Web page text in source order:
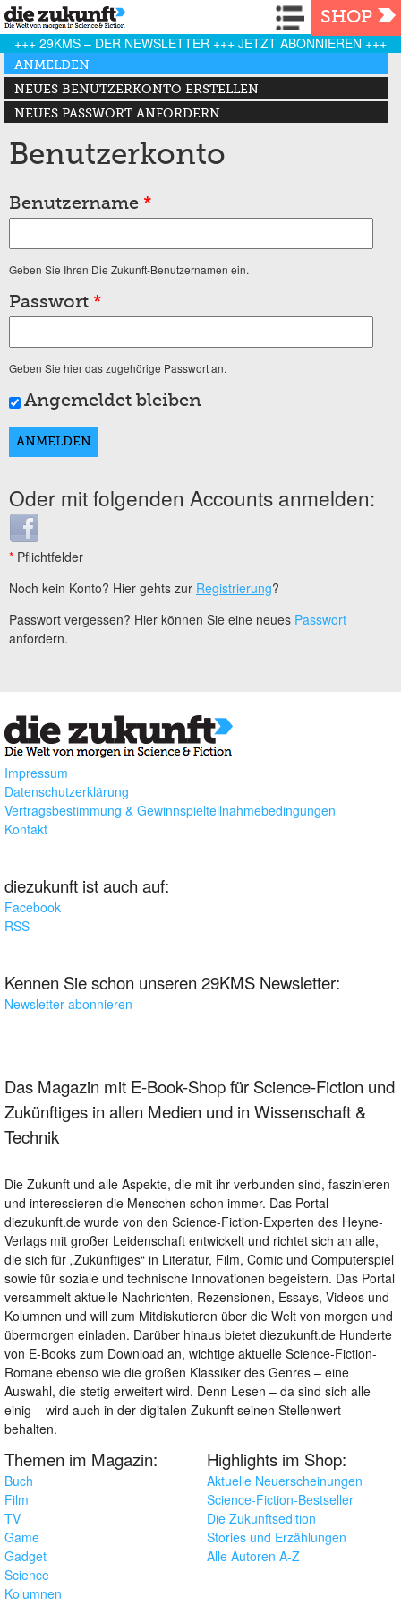
Navigation
SHOP
+++ 29KMS – DER NEWSLETTER +++ JETZT ABONNIEREN +++
Haupt-Reiter
ANMELDEN
(AKTIVER REITER)
NEUES BENUTZERKONTO ERSTELLEN
NEUES PASSWORT ANFORDERN
Benutzerkonto
Benutzername *
Geben Sie Ihren Die Zukunft-Benutzernamen ein.
Passwort *
Geben Sie hier das zugehörige Passwort an.
Angemeldet bleiben
Oder mit folgenden Accounts anmelden:
Login with Facebook
* Pflichtfelder
Noch kein Konto? Hier gehts zur Registrierung?
Passwort vergessen? Hier können Sie eine neues Passwort
anfordern.
Impressum
Datenschutzerklärung
Vertragsbestimmung & Gewinnspielteilnahmebedingungen
Kontakt
diezukunft ist auch auf:
Facebook
RSS
Kennen Sie schon unseren 29KMS Newsletter:
Newsletter abonnieren
Das Magazin mit E-Book-Shop für Science-Fiction und
Zukünftiges in allen Medien und in Wissenschaft &
Technik
Die Zukunft und alle Aspekte, die mit ihr verbunden sind, faszinieren
und interessieren die Menschen schon immer. Das Portal
diezukunft.de wurde von den Science-Fiction-Experten des Heyne-
Verlags mit großer Leidenschaft entwickelt und richtet sich an alle,
die sich für „Zukünftiges“ in Literatur, Film, Comic und Computerspiel
sowie für soziale und technische Innovationen begeistern. Das Portal
versammelt aktuelle Nachrichten, Rezensionen, Essays, Videos und
Kolumnen und will zum Mitdiskutieren über die Welt von morgen und
übermorgen einladen. Darüber hinaus bietet diezukunft.de Hunderte
von E-Books zum Download an, wichtige aktuelle Science-Fiction-
Romane ebenso wie die großen Klassiker des Genres – eine
Auswahl, die stetig erweitert wird. Denn Lesen – da sind sich alle
einig – wird auch in der digitalen Zukunft seinen Stellenwert
behalten.
Themen im Magazin:
Buch
Film
TV
Game
Gadget
Science
Kolumnen
Highlights im Shop:
Aktuelle Neuerscheinungen
Science-Fiction-Bestseller
Die Zukunftsedition
Stories und Erzählungen
Alle Autoren A-Z